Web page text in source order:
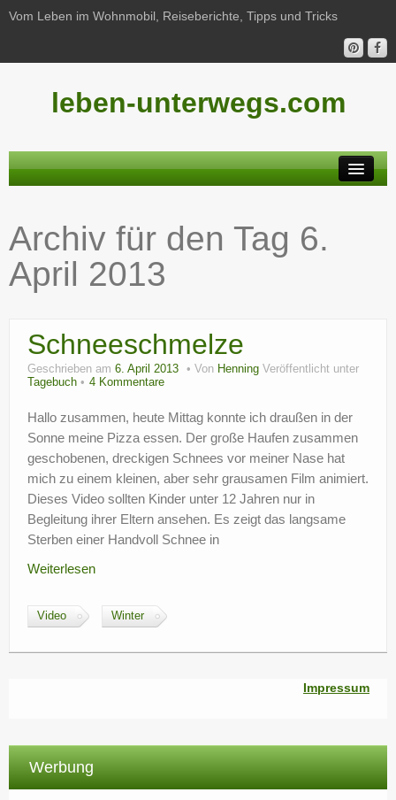
Vom Leben im Wohnmobil, Reiseberichte, Tipps und Tricks
leben-unterwegs.com
Reiseberichte
Unterwegs
Freizeit
Wohnmobil-Technik
?
Archiv für den Tag 6.
April 2013
Schneeschmelze
Geschrieben am 6. April 2013 Von Henning Veröffentlicht unter
Tagebuch
4 Kommentare
Hallo zusammen, heute Mittag konnte ich draußen in der
Sonne meine Pizza essen. Der große Haufen zusammen
geschobenen, dreckigen Schnees vor meiner Nase hat
mich zu einem kleinen, aber sehr grausamen Film animiert.
Dieses Video sollten Kinder unter 12 Jahren nur in
Begleitung ihrer Eltern ansehen. Es zeigt das langsame
Sterben einer Handvoll Schnee in
Weiterlesen
Video Winter
Impressum
Werbung